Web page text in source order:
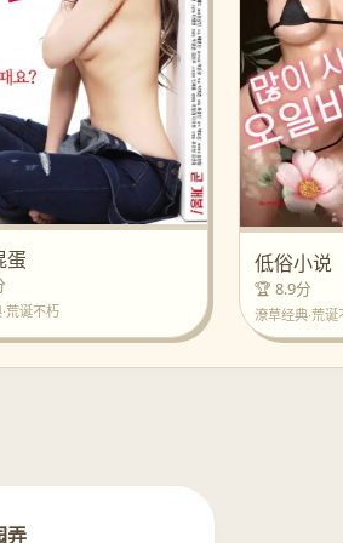
蛋
荒诞不朽
低俗小说
🏆 8.9分
潦草经典·荒诞
弄